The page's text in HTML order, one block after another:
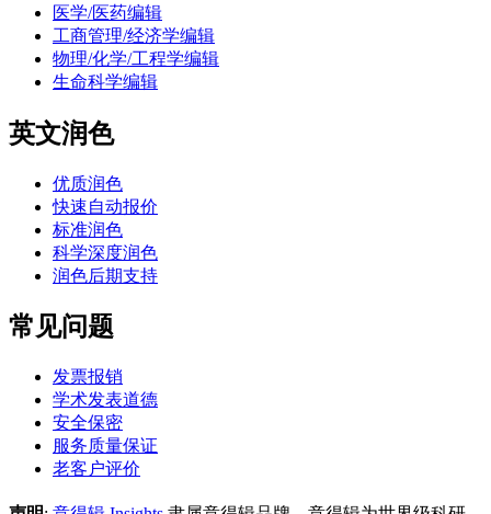
医学/医药编辑
工商管理/经济学编辑
物理/化学/工程学编辑
生命科学编辑
英文润色
优质润色
快速自动报价
标准润色
科学深度润色
润色后期支持
常见问题
发票报销
学术发表道德
安全保密
服务质量保证
老客户评价